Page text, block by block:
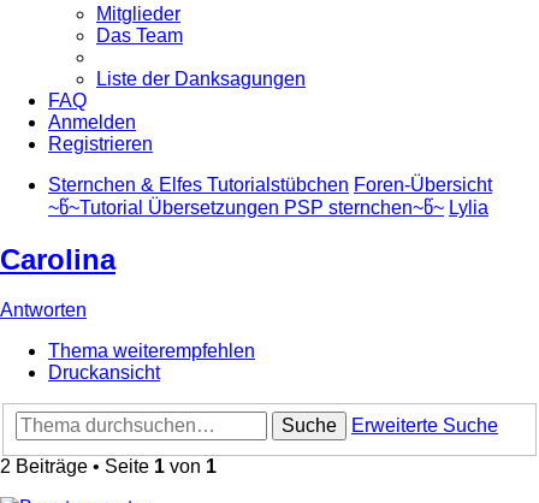
Mitglieder
Das Team
Liste der Danksagungen
FAQ
Anmelden
Registrieren
Sternchen & Elfes Tutorialstübchen Foren-Übersicht
~წ~Tutorial Übersetzungen PSP sternchen~წ~ Lylia
Carolina
Antworten
Thema weiterempfehlen
Druckansicht
Suche
Erweiterte Suche
2 Beiträge • Seite 1 von 1